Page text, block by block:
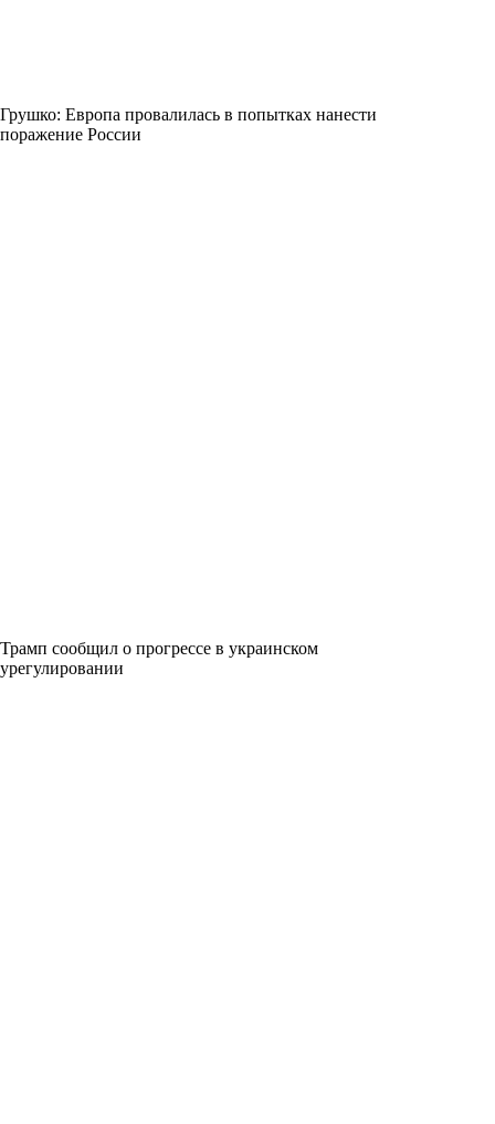
Грушко: Европа провалилась в попытках нанести
поражение России
Трамп сообщил о прогрессе в украинском
урегулировании